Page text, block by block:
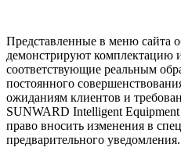
Представленные в меню сайта
демонстрируют комплектацию
соответствующие реальным
постоянного
ожиданиям клиентов и
SUNWARD Intelligent Equipment
право вносить изменения в
предварительного уведомления.